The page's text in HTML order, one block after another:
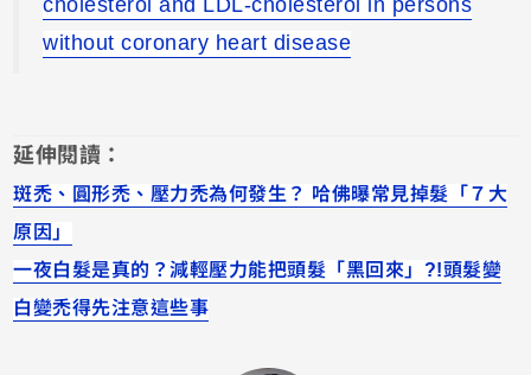
cholesterol and LDL-cholesterol in persons
without coronary heart disease
延伸閱讀：
斑禿、圓形禿、壓力禿為何發生？ 哈佛曝常見掉髮「７大
原因」
一夜白髮是真的？減輕壓力能把頭髮「黑回來」?!頭髮變
白變禿得先注意這些事